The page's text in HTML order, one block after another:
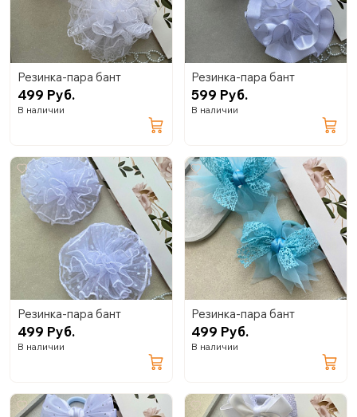
Резинка-пара бант
499 Руб.
В наличии
Резинка-пара бант
599 Руб.
В наличии
Резинка-пара бант
499 Руб.
В наличии
Резинка-пара бант
499 Руб.
В наличии